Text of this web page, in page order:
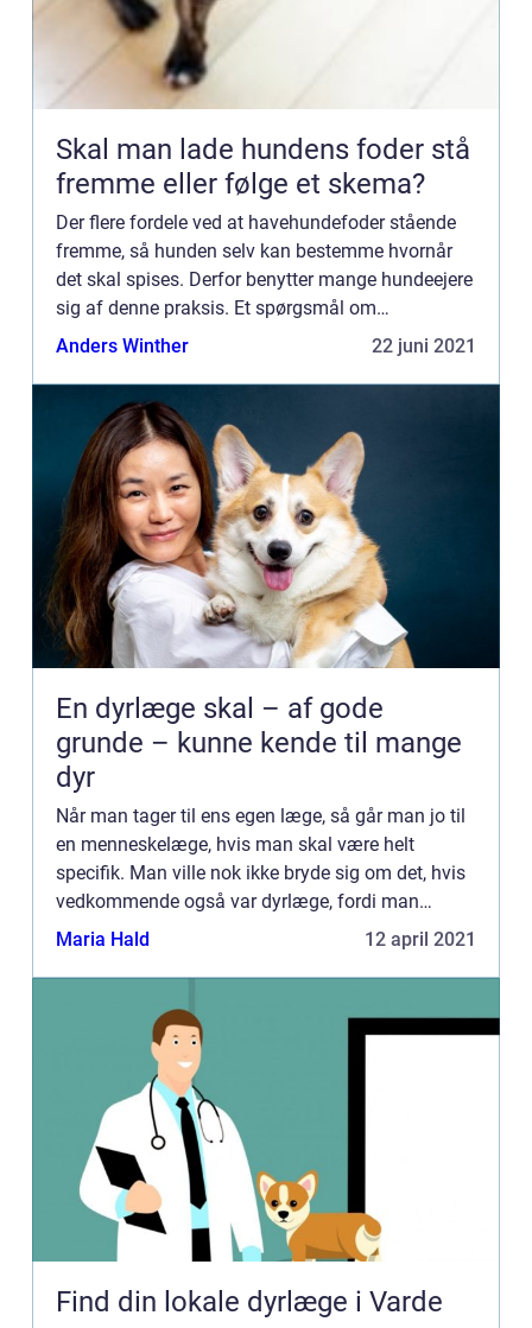
Skal man lade hundens foder stå
fremme eller følge et skema?
Der flere fordele ved at havehundefoder stående
fremme, så hunden selv kan bestemme hvornår
det skal spises. Derfor benytter mange hundeejere
sig af denne praksis. Et spørgsmål om
bekvemmelighed Hundeejere finder det bekvemt
Anders Winther 22 juni 2021
En dyrlæge skal – af gode
grunde – kunne kende til mange
dyr
Når man tager til ens egen læge, så går man jo til
en menneskelæge, hvis man skal være helt
specifik. Man ville nok ikke bryde sig om det, hvis
vedkommende også var dyrlæge, fordi man
forestiller sig noget med, at doktoren så lige
Maria Hald 12 april 2021
Find din lokale dyrlæge i Varde